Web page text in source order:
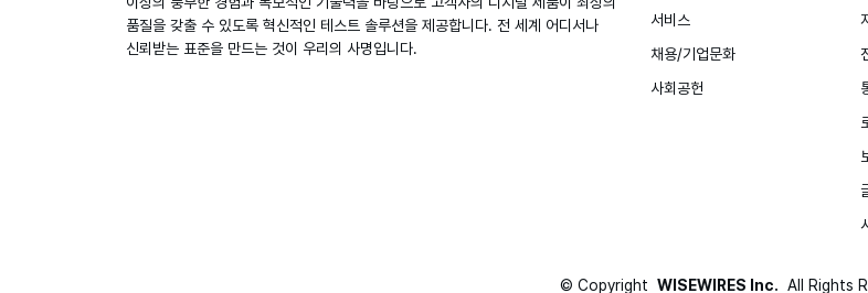
품질을 갖출 수 있도록 혁신적인 테스트 솔루션을 제공합니다. 전 세계 어디서나
신뢰받는 표준을 만드는 것이 우리의 사명입니다.
서비스
채용/기업문화
사회공헌
© Copyright WISEWIRES Inc. All Rights